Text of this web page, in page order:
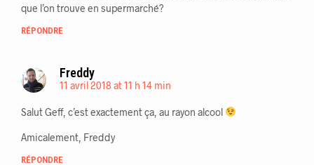
que l’on trouve en supermarché?
RÉPONDRE
Freddy
11 avril 2018 at 11 h 14 min
Salut Geff, c’est exactement ça, au rayon alcool
Amicalement, Freddy
RÉPONDRE